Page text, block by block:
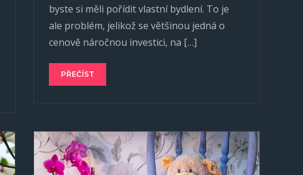
byste si měli pořídit vlastní bydlení. To je
ale problém, jelikož se většinou jedná o
cenově náročnou investici, na […]
PŘEČÍST